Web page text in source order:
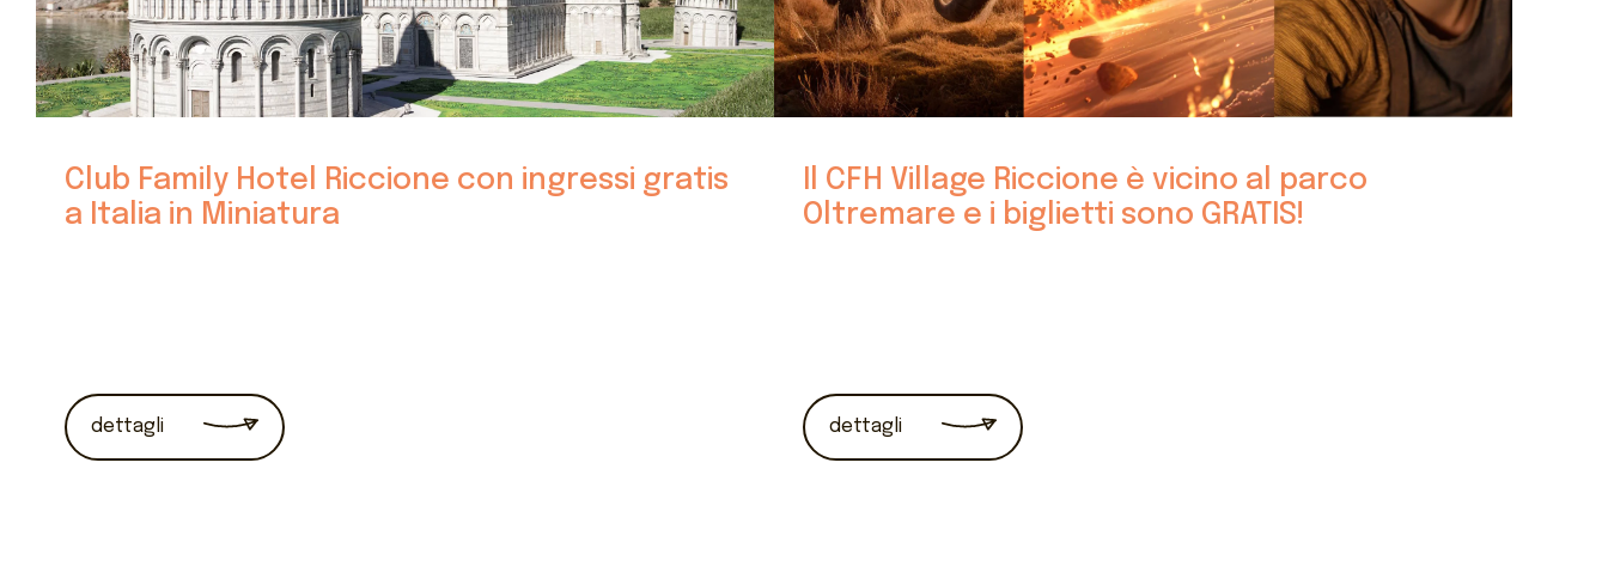
Club Family Hotel Riccione con ingressi gratis
a Italia in Miniatura
dettagli
Il CFH Village Riccione è vicino al parco
Oltremare e i biglietti sono GRATIS!
dettagli